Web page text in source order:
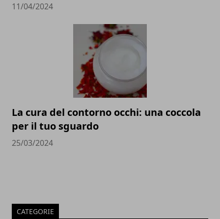
11/04/2024
La cura del contorno occhi: una coccola
per il tuo sguardo
25/03/2024
CATEGORIE